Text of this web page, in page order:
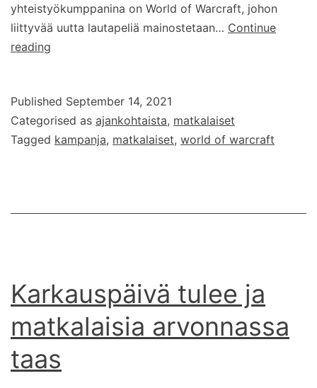
yhteistyökumppanina on World of Warcraft, johon
liittyvää uutta lautapeliä mainostetaan… Continue
reading
of
Warcraft
matkalaisia
Published September 14, 2021
Categorised as ajankohtaista, matkalaiset
Tagged kampanja, matkalaiset, world of warcraft
Karkauspäivä tulee ja
matkalaisia arvonnassa
taas